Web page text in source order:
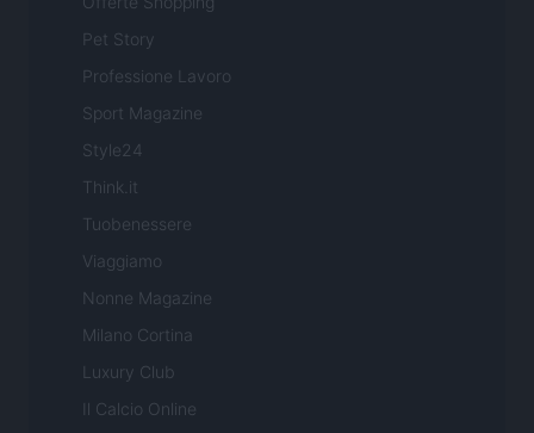
Pet Story
Professione Lavoro
Sport Magazine
Style24
Think.it
Tuobenessere
Viaggiamo
Nonne Magazine
Milano Cortina
Luxury Club
Il Calcio Online